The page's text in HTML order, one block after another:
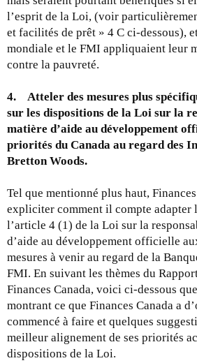
l’esprit de la Loi, (voir
et facilités de prêt » 4 C ci-dessous),
mondiale et le FMI appliquaient leur
contre la pauvreté.
4. Atteler des mesures plus
sur les dispositions de la Loi sur la
matière d’aide au développement
priorités du Canada au regard des
Bretton Woods.
Tel que mentionné plus haut,
expliciter comment il compte adapter
l’article 4 (1) de la Loi sur la
d’aide au développement officielle
mesures à venir au regard de la
FMI. En suivant les thèmes du
Finances Canada, voici ci-dessous
montrant ce que Finances Canada a
commencé à faire et quelques
meilleur alignement de ses priorités
dispositions de la Loi.